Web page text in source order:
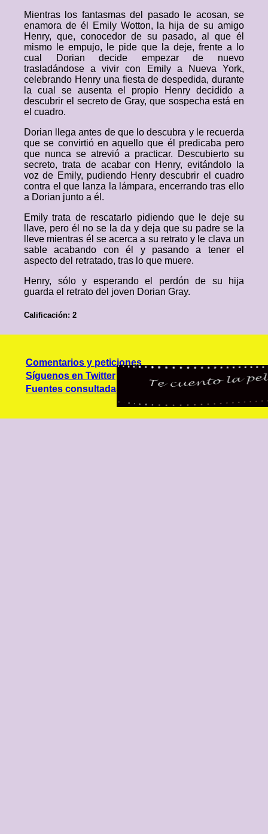
Mientras los fantasmas del pasado le acosan, se
enamora de él Emily Wotton, la hija de su amigo
Henry, que, conocedor de su pasado, al que él
mismo le empujo, le pide que la deje, frente a lo
cual Dorian decide empezar de nuevo
trasladándose a vivir con Emily a Nueva York,
celebrando Henry una fiesta de despedida, durante
la cual se ausenta el propio Henry decidido a
descubrir el secreto de Gray, que sospecha está en
el cuadro.
Dorian llega antes de que lo descubra y le recuerda
que se convirtió en aquello que él predicaba pero
que nunca se atrevió a practicar. Descubierto su
secreto, trata de acabar con Henry, evitándolo la
voz de Emily, pudiendo Henry descubrir el cuadro
contra el que lanza la lámpara, encerrando tras ello
a Dorian junto a él.
Emily trata de rescatarlo pidiendo que le deje su
llave, pero él no se la da y deja que su padre se la
lleve mientras él se acerca a su retrato y le clava un
sable acabando con él y pasando a tener el
aspecto del retratado, tras lo que muere.
Henry, sólo y esperando el perdón de su hija
guarda el retrato del joven Dorian Gray.
Calificación: 2
Comentarios y peticiones
Síguenos en Twitter
Fuentes consultadas